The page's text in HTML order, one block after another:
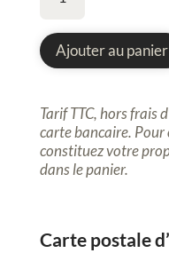
postale,
Insecte,
peinture
Ajouter au panier
Tarif TTC, hors frais
carte bancaire. Pour
constituez votre
dans le panier.
Carte postale